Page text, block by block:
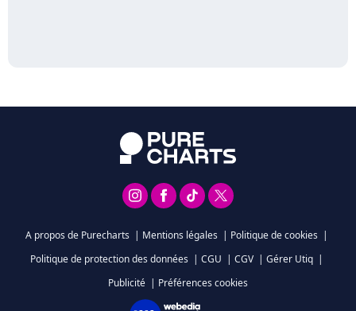
A propos de Purecharts | Mentions légales | Politique de cookies |
Politique de protection des données | CGU | CGV | Gérer Utiq |
Publicité | Préférences cookies